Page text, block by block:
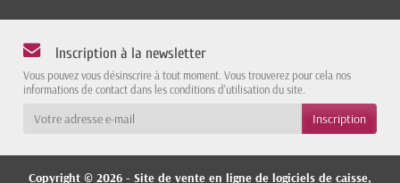
Inscription à la newsletter
Vous pouvez vous désinscrire à tout moment. Vous trouverez pour cela nos
informations de contact dans les conditions d'utilisation du site.
Copyright © 2026 - Site de vente en ligne de logiciels de caisse,